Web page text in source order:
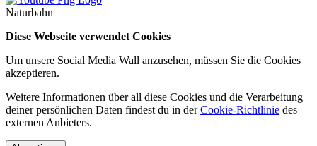
Naturbahn
Diese Webseite verwendet Cookies
Um unsere Social Media Wall anzusehen, müssen Sie die Cookies
akzeptieren.
Weitere Informationen über all diese Cookies und die Verarbeitung
deiner persönlichen Daten findest du in derCookie-Richtlinie des
externen Anbieters.